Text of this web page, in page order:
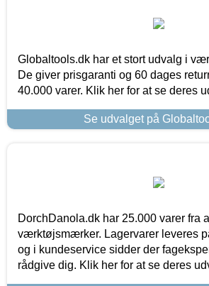
Globaltools.dk har et stort udvalg i
De giver prisgaranti og 60 dages
40.000 varer. Klik her for at se deres
Se udvalget på
DorchDanola.dk har 25.000 varer fra
værktøjsmærker. Lagervarer leveres
og i kundeservice sidder der
rådgive dig. Klik her for at se deres